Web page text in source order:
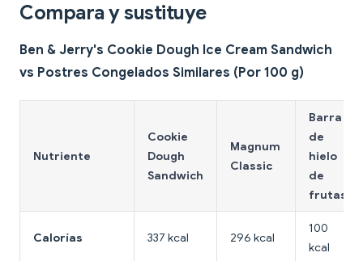
Compara y sustituye
Ben & Jerry's Cookie Dough Ice Cream Sandwich
vs Postres Congelados Similares (Por 100 g)
Nutriente
Cookie
Dough
Sandwich
Magnum
Classic
Barra
de
hielo
de
frutas
Calorías 337 kcal 296 kcal
100
kcal